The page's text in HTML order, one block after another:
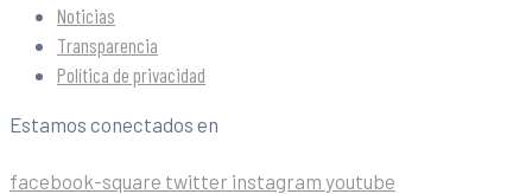
Noticias
Transparencia
Política de privacidad
Estamos conectados en
facebook-square twitter instagram youtube